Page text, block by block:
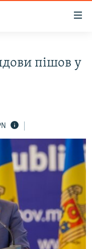
пішов у